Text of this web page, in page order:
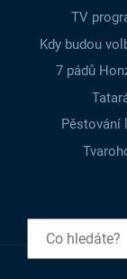
TV
Kdy budou
7 pádů
Pěstování